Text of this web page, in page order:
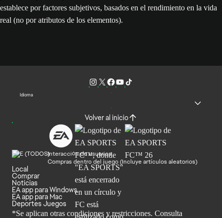
establece por factores subjetivos, basados en el rendimiento en la vida
real (no por atributos de los elementos).
Idioma
Volver al inicio
Interacción de usuarios
Compras dentro del juego (Incluye artículos aleatorios)
Local
Comprar
Noticias
EA app para Windows
EA app para Mac
Deportes Juegos
*Se aplican otras condiciones y restricciones. Consulta